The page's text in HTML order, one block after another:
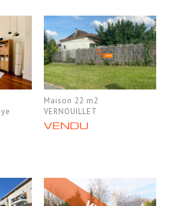
Maison 22 m2
VERNOUILLET
VENDU